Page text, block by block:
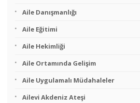
Aile Danışmanlığı
Aile Eğitimi
Aile Hekimliği
Aile Ortamında Gelişim
Aile Uygulamalı Müdahaleler
Ailevi Akdeniz Ateşi